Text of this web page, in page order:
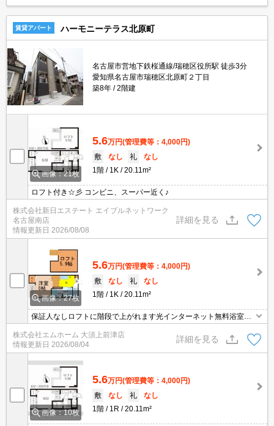
賃貸アパート ハーモニーテラス北原町
名古屋市営地下鉄桜通線/瑞穂区役所駅 徒歩3分
愛知県名古屋市瑞穂区北原町２丁目
築8年
2階建
画像：21枚
5.6万円(管理費等：4,000円)
敷
なし 礼
なし
1階
1K 20.11m²
ロフト付き☆彡 コンビニ、スーパー近く♪
株式会社新日エステート エイブルネットワーク
名古屋南店
情報更新日 2026/08/08
詳細を見る
画像：27枚
5.6万円(管理費等：4,000円)
敷
なし 礼
なし
1階
1K 20.11m²
保証人なしロフトに階段で上がれます光インターネット無料浴室暖
房乾燥機
株式会社エムホーム 大須上前津店
情報更新日 2026/08/04
詳細を見る
画像：10枚
5.6万円(管理費等：4,000円)
敷
なし 礼
なし
1階
1R 20.11m²